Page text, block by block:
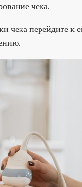
чека.
чека перейдите к